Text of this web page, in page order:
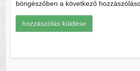
böngészőben a következő